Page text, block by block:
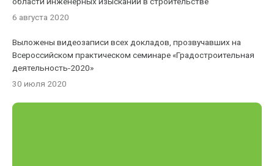
6 августа 2020
Выложены видеозаписи всех докладов, прозвучавших на
Всероссийском практическом семинаре «Градостроительная
деятельность-2020»
30 июля 2020